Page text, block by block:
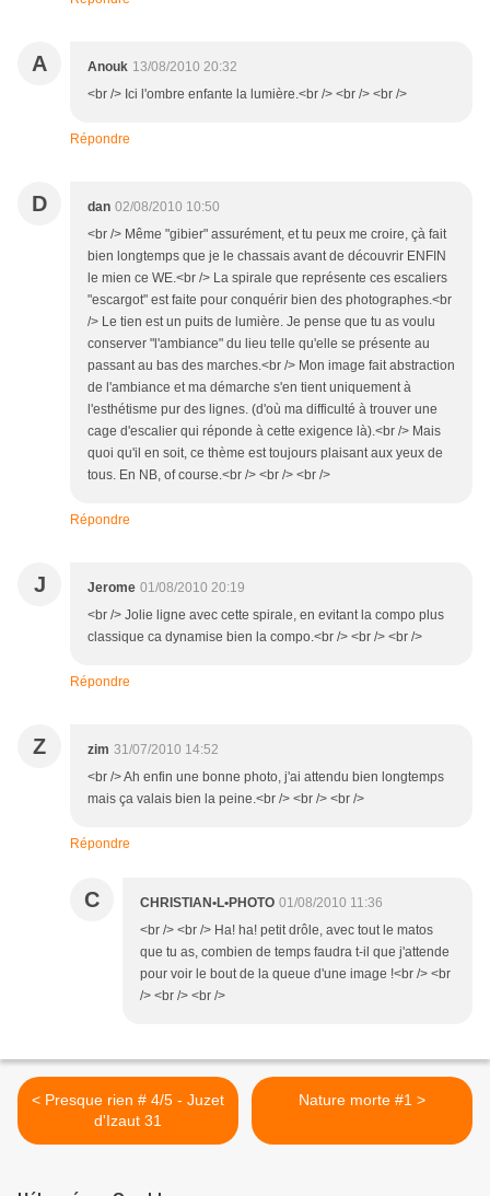
A Anouk 13/08/2010 20:32
<br /> Ici l'ombre enfante la lumière.<br /> <br /> <br />
Répondre
D dan 02/08/2010 10:50
<br /> Même "gibier" assurément, et tu peux me croire, çà fait
bien longtemps que je le chassais avant de découvrir ENFIN
le mien ce WE.<br /> La spirale que représente ces escaliers
"escargot" est faite pour conquérir bien des photographes.<br
/> Le tien est un puits de lumière. Je pense que tu as voulu
conserver "l'ambiance" du lieu telle qu'elle se présente au
passant au bas des marches.<br /> Mon image fait abstraction
de l'ambiance et ma démarche s'en tient uniquement à
l'esthétisme pur des lignes. (d'où ma difficulté à trouver une
cage d'escalier qui réponde à cette exigence là).<br /> Mais
quoi qu'il en soit, ce thème est toujours plaisant aux yeux de
tous. En NB, of course.<br /> <br /> <br />
Répondre
J Jerome 01/08/2010 20:19
<br /> Jolie ligne avec cette spirale, en evitant la compo plus
classique ca dynamise bien la compo.<br /> <br /> <br />
Répondre
Z zim 31/07/2010 14:52
<br /> Ah enfin une bonne photo, j'ai attendu bien longtemps
mais ça valais bien la peine.<br /> <br /> <br />
Répondre
C CHRISTIAN•L•PHOTO 01/08/2010 11:36
<br /> <br /> Ha! ha! petit drôle, avec tout le matos
que tu as, combien de temps faudra t-il que j'attende
pour voir le bout de la queue d'une image !<br /> <br
/> <br /> <br />
< Presque rien # 4/5 - Juzet
d'Izaut 31
Nature morte #1 >